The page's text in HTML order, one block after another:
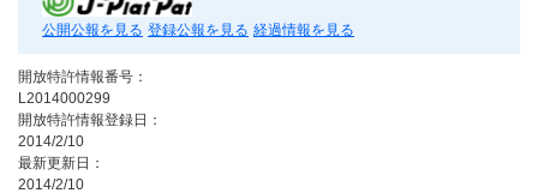
公開公報を見る 登録公報を見る 経過情報を見る
開放特許情報番号：
L2014000299
開放特許情報登録日：
2014/2/10
最新更新日：
2014/2/10